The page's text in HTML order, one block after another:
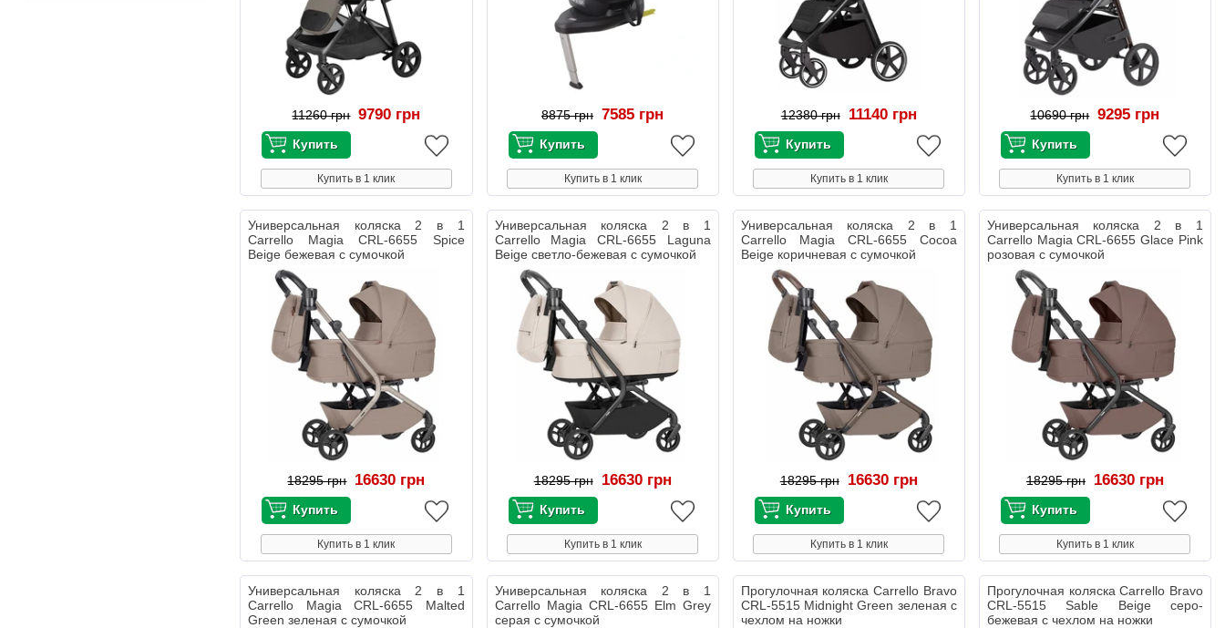
11260 грн 9790 грн
Купить в 1 клик
8875 грн 7585 грн
Купить в 1 клик
12380 грн 11140 грн
Купить в 1 клик
10690 грн 9295 грн
Купить в 1 клик
Универсальная коляска 2 в 1
Carrello Magia CRL-6655 Spice
Beige бежевая с сумочкой
18295 грн 16630 грн
Купить в 1 клик
Универсальная коляска 2 в 1
Carrello Magia CRL-6655 Laguna
Beige светло-бежевая с сумочкой
18295 грн 16630 грн
Купить в 1 клик
Универсальная коляска 2 в 1
Carrello Magia CRL-6655 Cocoa
Beige коричневая с сумочкой
18295 грн 16630 грн
Купить в 1 клик
Универсальная коляска 2 в 1
Carrello Magia CRL-6655 Glace Pink
розовая с сумочкой
18295 грн 16630 грн
Купить в 1 клик
Универсальная коляска 2 в 1
Carrello Magia CRL-6655 Malted
Green зеленая с сумочкой
Универсальная коляска 2 в 1
Carrello Magia CRL-6655 Elm Grey
серая с сумочкой
Прогулочная коляска Carrello Bravo
CRL-5515 Midnight Green зеленая с
чехлом на ножки
Прогулочная коляска Carrello Bravo
CRL-5515 Sable Beige серо-
бежевая с чехлом на ножки